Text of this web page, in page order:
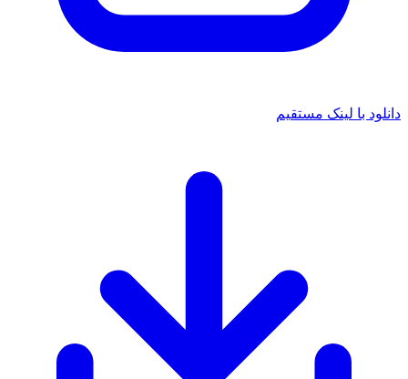
دانلود با لینک مستقیم